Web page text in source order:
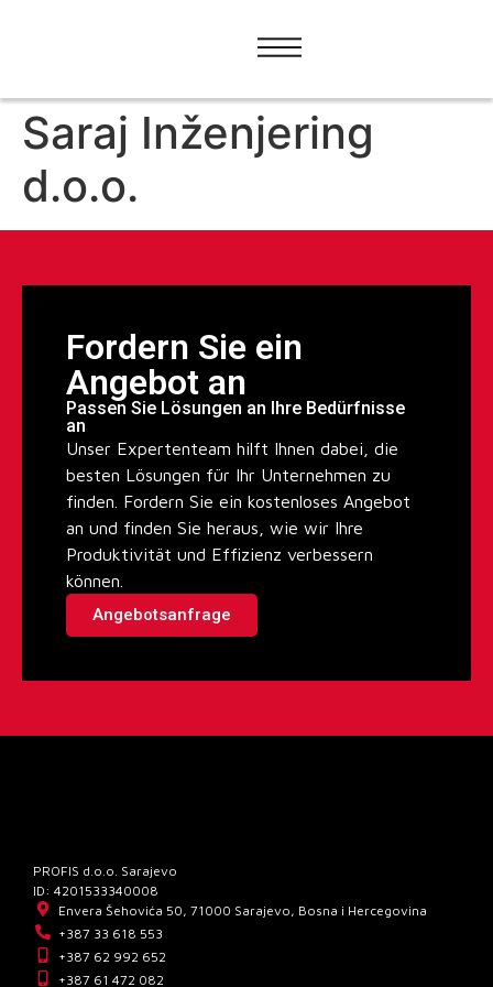
Saraj Inženjering
d.o.o.
Fordern Sie ein
Angebot an
Passen Sie Lösungen an Ihre Bedürfnisse
an
Unser Expertenteam hilft Ihnen dabei, die
besten Lösungen für Ihr Unternehmen zu
finden. Fordern Sie ein kostenloses Angebot
an und finden Sie heraus, wie wir Ihre
Produktivität und Effizienz verbessern
können.
Angebotsanfrage
PROFIS d.o.o. Sarajevo
ID: 4201533340008
Envera Šehovića 50, 71000 Sarajevo, Bosna i Hercegovina
+387 33 618 553
+387 62 992 652
+387 61 472 082